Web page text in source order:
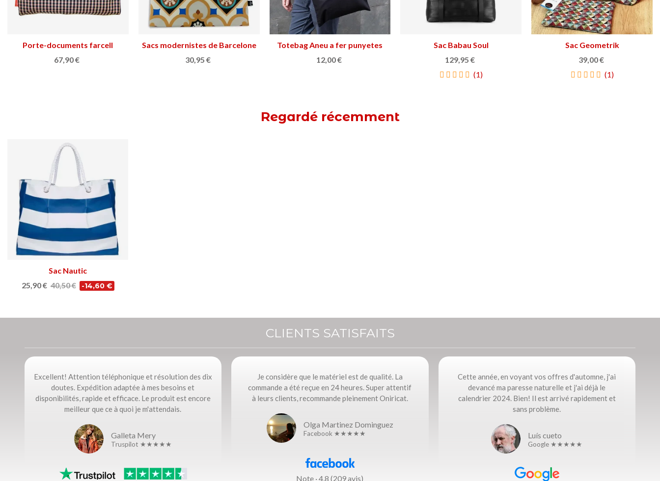
Ajouter au panier
Porte-documents farcell
67,90 €
Afficher plus
Sacs modernistes de Barcelone
30,95 €
Ajouter au panier
Totebag Aneu a fer punyetes
12,00 €
Afficher plus
Sac Babau Soul
129,95 €
(1)
Ajouter au panier
Sac Geometrik
39,00 €
(1)
Regardé récemment
Ajouter au panier
Sac Nautic
25,90 € 40,50 € -14,60 €
CLIENTS SATISFAITS
Excellent! Attention téléphonique et résolution des dix
doutes. Expédition adaptée à mes besoins et
disponibilités, rapide et efficace. Le produit est encore
meilleur que ce à quoi je m'attendais.
Galleta Mery
Truspilot ★★★★★
Je considère que le matériel est de qualité. La
commande a été reçue en 24 heures. Super attentif
à leurs clients, recommande pleinement Oniricat.
Olga Martinez Dominguez
Facebook ★★★★★
Note · 4,8 (209 avis)
Cette année, en voyant vos offres d'automne, j'ai
devancé ma paresse naturelle et j'ai déjà le
calendrier 2024. Bien! Il est arrivé rapidement et
sans problème.
Luís cueto
Google ★★★★★